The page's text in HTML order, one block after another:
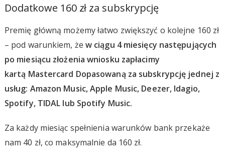
Dodatkowe 160 zł za subskrypcję
Premię główną możemy łatwo zwiększyć o kolejne 160 zł
– pod warunkiem, że w ciągu 4 miesięcy następujących
po miesiącu złożenia wniosku zapłacimy
kartą Mastercard Dopasowaną za subskrypcję jednej z
usług: Amazon Music, Apple Music, Deezer, Idagio,
Spotify, TIDAL lub Spotify Music.
Za każdy miesiąc spełnienia warunków bank przekaże
nam 40 zł, co maksymalnie da 160 zł.